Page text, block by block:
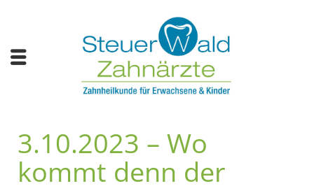
3.10.2023 – Wo
kommt denn der